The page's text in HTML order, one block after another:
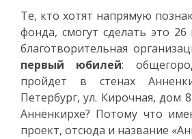
Те, кто хотят напрямую
фонда, смогут сделать это
благотворительная
первый юбилей:
пройдет в стенах
Петербург, ул. Кирочная, дом
Анненкирхе? Потому что
проект, отсюда и название